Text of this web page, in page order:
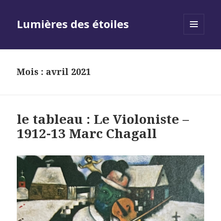
Lumières des étoiles
Mois : avril 2021
le tableau : Le Violoniste –
1912-13 Marc Chagall